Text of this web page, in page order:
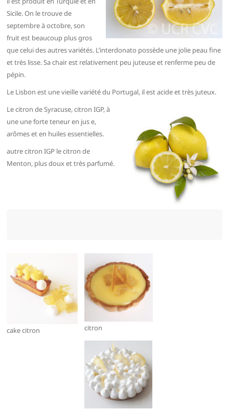
Sicile. On le trouve de
septembre à octobre, son
fruit est beaucoup plus gros
que celui des autres variétés. L’interdonato possède une jolie peau fine
et très lisse. Sa chair est relativement peu juteuse et renferme peu de
pépin.
Le Lisbon est une vieille variété du Portugal, il est acide et très juteux.
Le citron de Syracuse, citron IGP, à
une une forte teneur en jus e,
arômes et en huiles essentielles.
autre citron IGP le citron de
Menton, plus doux et très parfumé.
cake citron citron